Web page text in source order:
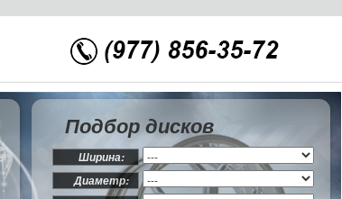
Подбор дисков
Ширина:
Диаметр: